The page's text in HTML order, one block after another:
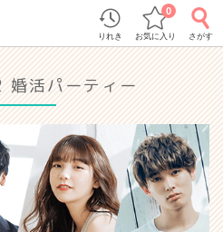
りれき お気に入り
0
さがす
活パーティー